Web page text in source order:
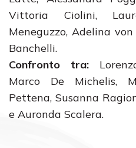
Vittoria Ciolini,
Meneguzzo, Adelina
Banchelli.
Confronto tra:
Marco De Michelis,
Pettena, Susanna
e Auronda Scalera.